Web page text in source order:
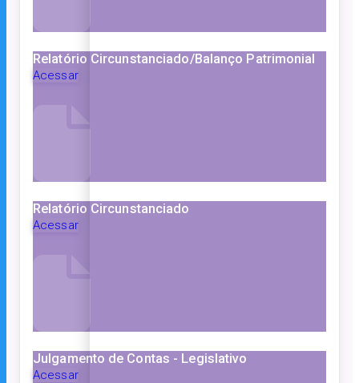
Relatório Circunstanciado/Balanço Patrimonial
Acessar
Relatório Circunstanciado
Acessar
Julgamento de Contas - Legislativo
Acessar